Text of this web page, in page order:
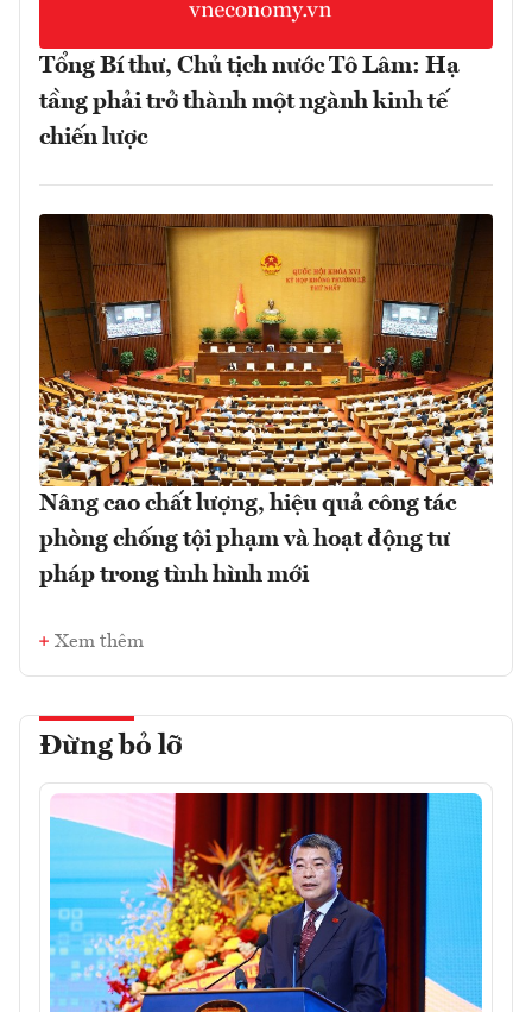
Tổng Bí thư, Chủ tịch nước Tô Lâm: Hạ
tầng phải trở thành một ngành kinh tế
chiến lược
Nâng cao chất lượng, hiệu quả công tác
phòng chống tội phạm và hoạt động tư
pháp trong tình hình mới
Xem thêm
Đừng bỏ lỡ